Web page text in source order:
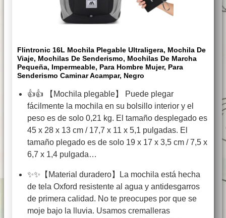
Flintronic 16L Mochila Plegable Ultraligera, Mochila De
Viaje, Mochilas De Senderismo, Mochilas De Marcha
Pequeña, Impermeable, Para Hombre Mujer, Para
Senderismo Caminar Acampar, Negro
👍👍 【Mochila plegable】 Puede plegar
fácilmente la mochila en su bolsillo interior y el
peso es de solo 0,21 kg. El tamaño desplegado es
45 x 28 x 13 cm / 17,7 x 11 x 5,1 pulgadas. El
tamaño plegado es de solo 19 x 17 x 3,5 cm / 7,5 x
6,7 x 1,4 pulgada…
✨✨【Material duradero】La mochila está hecha
de tela Oxford resistente al agua y antidesgarros
de primera calidad. No te preocupes por que se
moje bajo la lluvia. Usamos cremalleras